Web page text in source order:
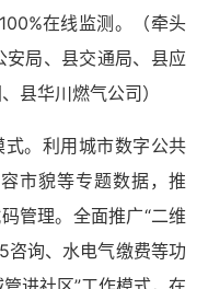
在线监测。（牵头
局、县交通局、县应
县华川燃气公司）
。利用城市数字公共
市貌等专题数据，推
管理。全面推广“二维
咨询、水电气缴费等功